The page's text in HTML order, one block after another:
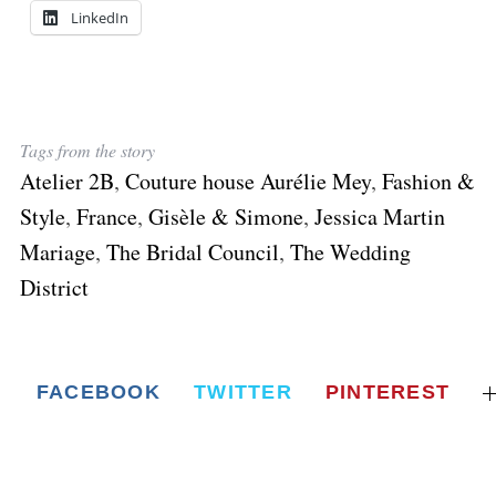
LinkedIn
Tags from the story
Atelier 2B, Couture house Aurélie Mey, Fashion &
Style, France, Gisèle & Simone, Jessica Martin
Mariage, The Bridal Council, The Wedding
District
FACEBOOK TWITTER PINTEREST